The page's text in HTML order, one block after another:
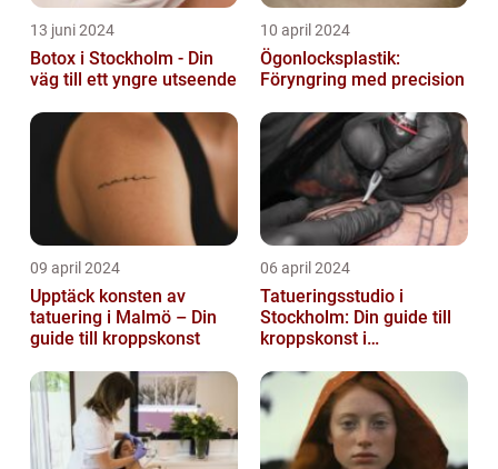
13 juni 2024
Botox i Stockholm - Din
väg till ett yngre utseende
10 april 2024
Ögonlocksplastik:
Föryngring med precision
09 april 2024
Upptäck konsten av
tatuering i Malmö – Din
guide till kroppskonst
06 april 2024
Tatueringsstudio i
Stockholm: Din guide till
kroppskonst i